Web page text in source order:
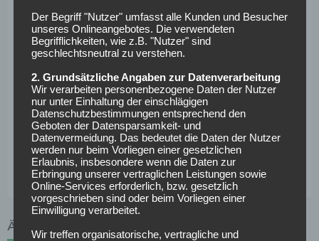
Schiedsrichter:
Benjamin Cortus (SR), Daniel Schlager
(SR-A. 1), Florian Badstübner (SR-A. 2), Markus Schüller
(4. Offizieller), Günter Perl (VA 1), Dr. Martin Thomsen
(VA 2)
Bilanz gegeneinander gesamt: 11 — 5 — 6 bei 38:26
Toren
Bilanz gegeneinander bei Heimspiel Bremen:
4 bei 15:14 Toren
ÄHNLICHE ARTIKEL
Der Begriff "Nutzer" umfasst alle Kunden und Besucher
unseres Onlineangebotes. Die verwendeten
Begrifflichkeiten, wie z.B. "Nutzer" sind
geschlechtsneutral zu verstehen.
2. Grundsätzliche Angaben zur Datenverarbeitung
Wir verarbeiten personenbezogene Daten der Nutzer
nur unter Einhaltung der einschlägigen
Datenschutzbestimmungen entsprechend den
Geboten der Datensparsamkeit- und
Datenvermeidung. Das bedeutet die Daten der Nutzer
werden nur beim Vorliegen einer gesetzlichen
Erlaubnis, insbesondere wenn die Daten zur
Erbringung unserer vertraglichen Leistungen sowie
Online-Services erforderlich, bzw. gesetzlich
vorgeschrieben sind oder beim Vorliegen einer
Einwilligung verarbeitet.
Wir treffen organisatorische, vertragliche und